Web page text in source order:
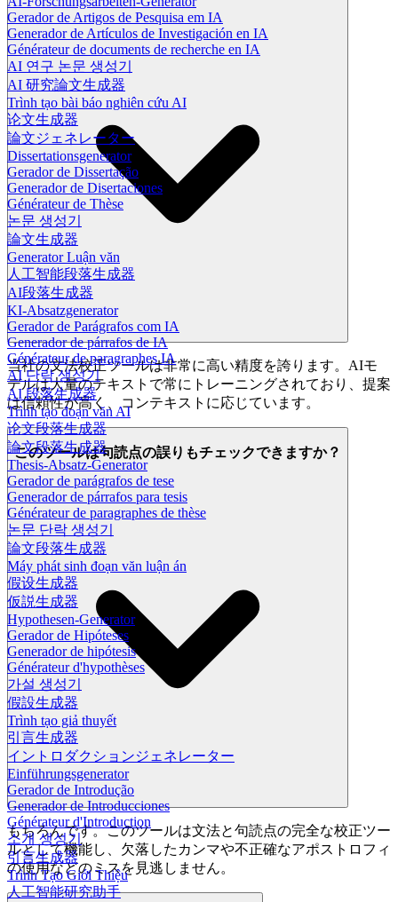
Gerador de Artigos de Pesquisa em IA
Generador de Artículos de Investigación en IA
Générateur de documents de recherche en IA
AI 연구 논문 생성기
AI 研究論文生成器
Trình tạo bài báo nghiên cứu AI
论文生成器
論文ジェネレーター
Dissertationsgenerator
Gerador de Dissertação
Generador de Disertaciones
Générateur de Thèse
논문 생성기
論文生成器
Generator Luận văn
人工智能段落生成器
AI段落生成器
KI-Absatzgenerator
Gerador de Parágrafos com IA
Generador de párrafos de IA
Générateur de paragraphes IA
AI 단락 생성기
AI 段落生成器
Trình tạo đoạn văn AI
论文段落生成器
論文段落生成器
Thesis-Absatz-Generator
Gerador de parágrafos de tese
Generador de párrafos para tesis
Générateur de paragraphes de thèse
논문 단락 생성기
論文段落生成器
Máy phát sinh đoạn văn luận án
假设生成器
仮説生成器
Hypothesen-Generator
Gerador de Hipóteses
Generador de hipótesis
Générateur d'hypothèses
가설 생성기
假設生成器
Trình tạo giả thuyết
引言生成器
イントロダクションジェネレーター
Einführungsgenerator
Gerador de Introdução
Generador de Introducciones
Générateur d'Introduction
소개 생성기
引言生成器
Trình Tạo Giới Thiệu
人工智能研究助手
当社の文法校正ツールは非常に高い精度を誇ります。AIモ
デルは大量のテキストで常にトレーニングされており、提案
は信頼性が高く、コンテキストに応じています。
このツールは句読点の誤りもチェックできますか？
もちろんです。このツールは文法と句読点の完全な校正ツー
ルとして機能し、欠落したカンマや不正確なアポストロフィ
の使用などのミスを見逃しません。